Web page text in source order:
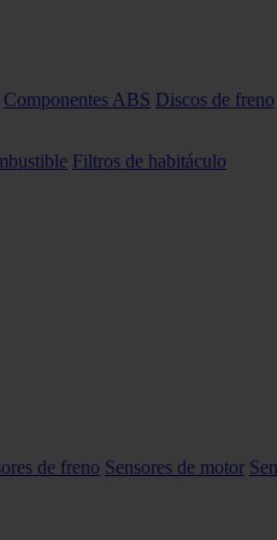
Componentes ABS Discos de freno
Filtros de habitáculo
de freno Sensores de motor